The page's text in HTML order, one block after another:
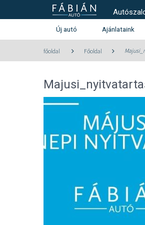
Új autó Ajánlataink
főoldal Főoldal